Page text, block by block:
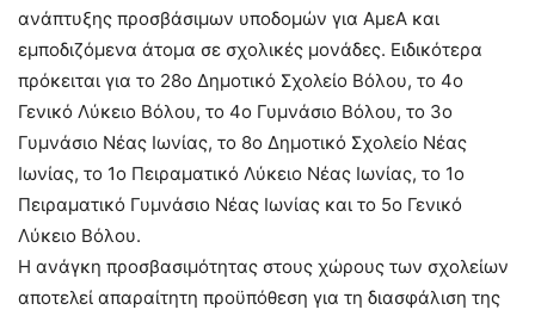
ανάπτυξης προσβάσιμων υποδομών για ΑμεΑ και
εμποδιζόμενα άτομα σε σχολικές μονάδες. Ειδικότερα
πρόκειται για το 28ο Δημοτικό Σχολείο Βόλου, το 4ο
Γενικό Λύκειο Βόλου, το 4ο Γυμνάσιο Βόλου, το 3ο
Γυμνάσιο Νέας Ιωνίας, το 8ο Δημοτικό Σχολείο Νέας
Ιωνίας, το 1ο Πειραματικό Λύκειο Νέας Ιωνίας, το 1ο
Πειραματικό Γυμνάσιο Νέας Ιωνίας και το 5ο Γενικό
Λύκειο Βόλου.
Η ανάγκη προσβασιμότητας στους χώρους των σχολείων
αποτελεί απαραίτητη προϋπόθεση για τη διασφάλιση της